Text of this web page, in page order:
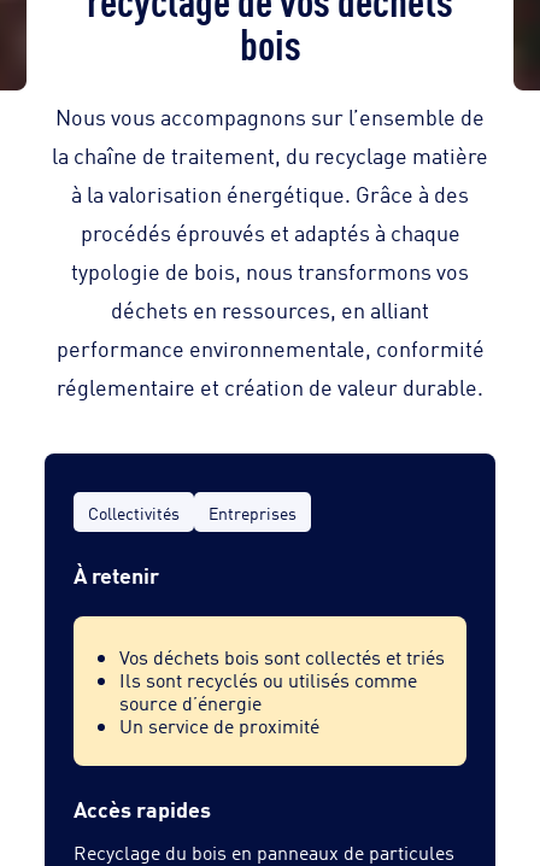
bois
Nous vous accompagnons sur l’ensemble de
la chaîne de traitement, du recyclage matière
à la valorisation énergétique. Grâce à des
procédés éprouvés et adaptés à chaque
typologie de bois, nous transformons vos
déchets en ressources, en alliant
performance environnementale, conformité
réglementaire et création de valeur durable.
Collectivités Entreprises
À retenir
Vos déchets bois sont collectés et triés
Ils sont recyclés ou utilisés comme
source d’énergie
Un service de proximité
Accès rapides
Recyclage du bois en panneaux de particules